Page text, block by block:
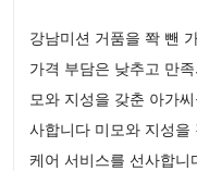
강남미션 거품을 쫙 뺀
가격 부담은 낮추고 만
모와 지성을 갖춘 아가
사합니다 미모와 지성
케어 서비스를 선사합니